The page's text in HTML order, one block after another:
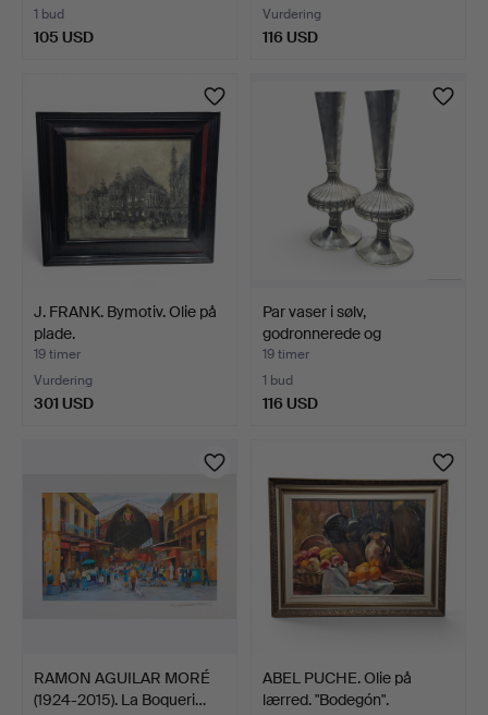
1 bud
105 USD
Vurdering
116 USD
J. FRANK. Bymotiv. Olie på
plade.
19 timer
Vurdering
301 USD
Par vaser i sølv,
godronnerede og
stempled…
19 timer
1 bud
116 USD
RAMON AGUILAR MORÉ
(1924-2015). La Boqueri…
ABEL PUCHE. Olie på
lærred. "Bodegón".